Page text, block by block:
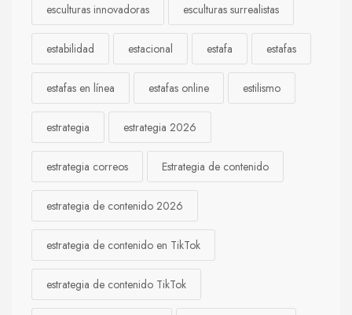
esculturas innovadoras esculturas surrealistas
estabilidad estacional estafa estafas
estafas en línea estafas online estilismo
estrategia estrategia 2026
estrategia correos Estrategia de contenido
estrategia de contenido 2026
estrategia de contenido en TikTok
estrategia de contenido TikTok